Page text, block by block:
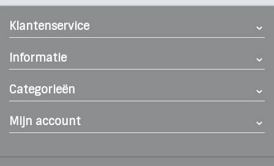
Klantenservice
Informatie
Categorieën
Mijn account